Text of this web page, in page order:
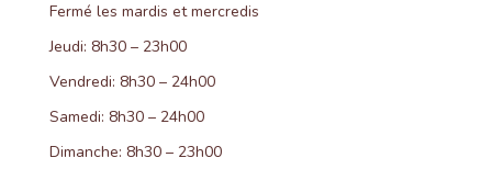
Fermé les mardis et mercredis
Jeudi: 8h30 – 23h00
Vendredi: 8h30 – 24h00
Samedi: 8h30 – 24h00
Dimanche: 8h30 – 23h00